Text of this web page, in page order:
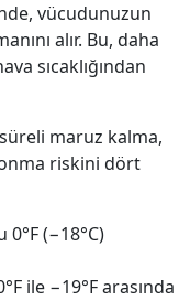
vücudunuzun
alır. Bu, daha
sıcaklığından
maruz kalma,
riskini dört
(−18°C)
ile −19°F arasında